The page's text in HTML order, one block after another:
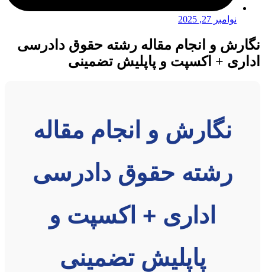
نوامبر 27, 2025
نگارش و انجام مقاله رشته حقوق دادرسی
اداری + اکسپت و پاپلیش تضمینی
نگارش و انجام مقاله
رشته حقوق دادرسی
اداری + اکسپت و
پاپلیش تضمینی